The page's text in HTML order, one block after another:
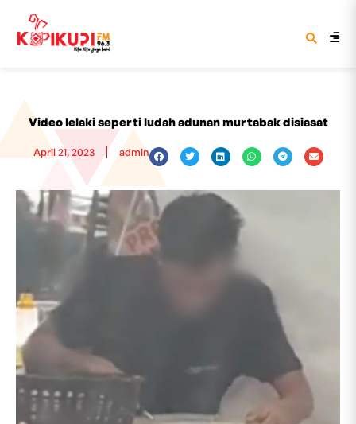
Video lelaki seperti ludah adunan murtabak disiasat
April 21, 2023 admin